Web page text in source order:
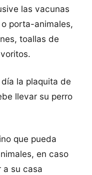
las vacunas
porta-animales,
toallas de
la plaquita de
llevar su perro
que pueda
en caso
a su casa